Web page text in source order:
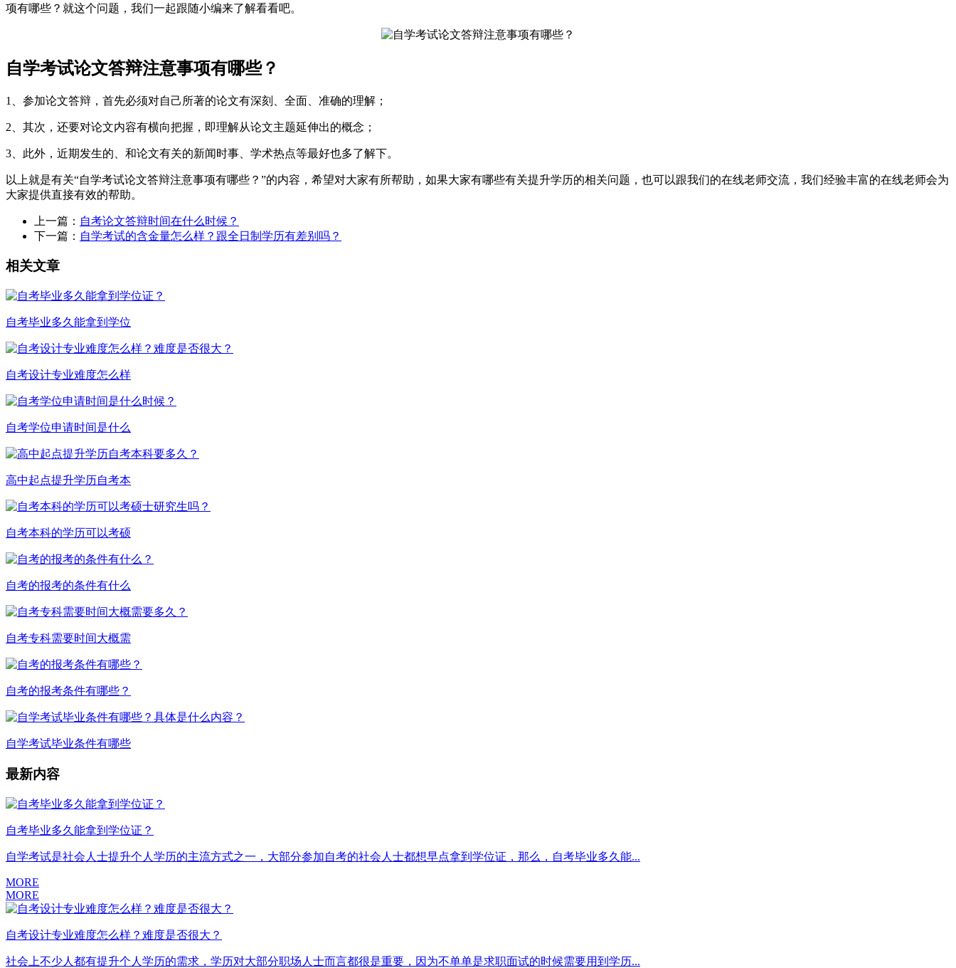
项有哪些？就这个问题，我们一起跟随小编来了解看看吧。
自学考试论文答辩注意事项有哪些？
1、参加论文答辩，首先必须对自己所著的论文有深刻、全面、准确的理解；
2、其次，还要对论文内容有横向把握，即理解从论文主题延伸出的概念；
3、此外，近期发生的、和论文有关的新闻时事、学术热点等最好也多了解下。
以上就是有关“自学考试论文答辩注意事项有哪些？”的内容，希望对大家有所帮助，如果大家有哪些有关提升学历的相关问题，也可以跟我们的在线老师交流，我们经验丰富的在线老师会为
大家提供直接有效的帮助。
上一篇： 自考论文答辩时间在什么时候？
下一篇： 自学考试的含金量怎么样？跟全日制学历有差别吗？
相关文章
自考毕业多久能拿到学位
自考设计专业难度怎么样
自考学位申请时间是什么
高中起点提升学历自考本
自考本科的学历可以考硕
自考的报考的条件有什么
自考专科需要时间大概需
自考的报考条件有哪些？
自学考试毕业条件有哪些
最新内容
自考毕业多久能拿到学位证？
自学考试是社会人士提升个人学历的主流方式之一，大部分参加自考的社会人士都想早点拿到学位证，那么，自考毕业多久能...
MORE
MORE
自考设计专业难度怎么样？难度是否很大？
社会上不少人都有提升个人学历的需求，学历对大部分职场人士而言都很是重要，因为不单单是求职面试的时候需要用到学历...